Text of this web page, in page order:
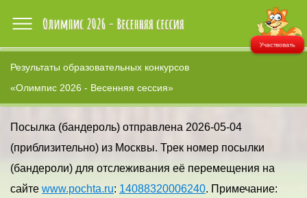
Участвовать
Результаты образовательных конкурсов
«Олимпис 2026 - Весенняя сессия»
Посылка (бандероль) отправлена 2026-05-04
(приблизительно) из Москвы. Трек номер посылки
(бандероли) для отслеживания её перемещения на
сайте www.pochta.ru: 14088320006240. Примечание: